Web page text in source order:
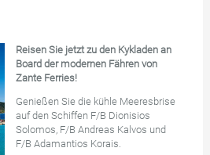
Reisen Sie jetzt zu den Kykladen an
Board der modernen Fähren von
Zante Ferries!
Genießen Sie die kühle Meeresbrise
auf den Schiffen F/B Dionisios
Solomos, F/B Andreas Kalvos und
F/B Adamantios Korais.